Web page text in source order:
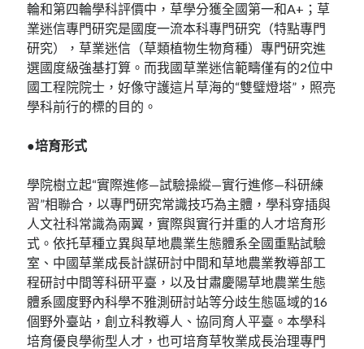
輪和第四輪學科評價中，草學分獲全國第一和A+；草
業迷信專門研究是國度一流本科專門研究（特點專門
研究），草業迷信（草類植物生物育種）專門研究進
選國度級強基打算。而我國草業迷信範疇僅有的2位中
國工程院院士，好像守護這片草海的“雙璧燈塔”，照亮
學科前行的標的目的。
●培育形式
學院樹立起“實際進修—試驗操縱—實行進修—科研練
習”相聯合，以專門研究常識技巧為主體，學科穿插與
人文社科常識為兩翼，實際與實行并重的人才培育形
式。依托草種立異與草地農業生態體系全國重點試驗
室、中國草業成長計謀研討中間和草地農業教導部工
程研討中間等科研平臺，以及甘肅慶陽草地農業生態
體系國度野內科學不雅測研討站等分歧生態區域的16
個野外臺站，創立科教導人、協同育人平臺。本學科
培育優良學術型人才，也可培育草牧業成長治理專門